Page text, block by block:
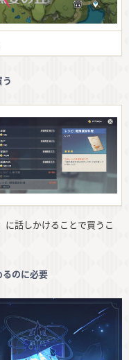
に話しかけることで買うこ
のに必要